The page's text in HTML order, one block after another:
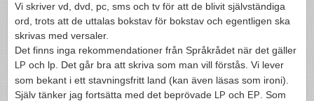
Vi skriver vd, dvd, pc, sms och tv för att de blivit självständiga
ord, trots att de utta­las bok­stav för bok­stav och egentli­gen ska
skri­vas med ver­saler.
Det finns inga rek­om­men­da­tioner från Språkrådet när det gäller
LP och lp. Det går bra att skriva som man vill förstås. Vi lever
som bekant i ett stavn­ings­fritt land (kan även läsas som ironi).
Själv tänker jag fort­sätta med det beprö­vade LP och EP
. Som